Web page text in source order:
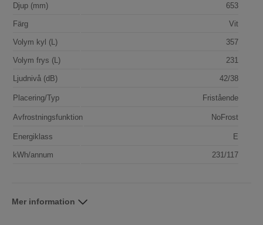
Djup (mm) 653
Färg Vit
Volym kyl (L) 357
Volym frys (L) 231
Ljudnivå (dB) 42/38
Placering/Typ Fristående
Avfrostningsfunktion NoFrost
Energiklass E
kWh/annum 231/117
Mer information